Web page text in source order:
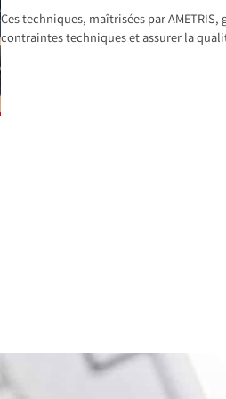
Ces techniques, maîtrisées par
contraintes techniques et assurer la